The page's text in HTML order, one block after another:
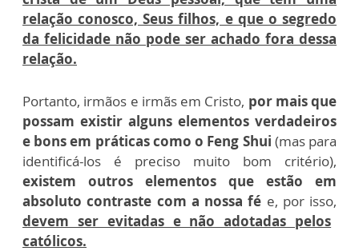
relação conosco, Seus filhos, e que o segredo
da felicidade não pode ser achado fora dessa
relação.
Portanto, irmãos e irmãs em Cristo, por mais que
possam existir alguns elementos verdadeiros
e bons em práticas como o Feng Shui (mas para
identificá-los é preciso muito bom critério),
existem outros elementos que estão em
absoluto contraste com a nossa fé e, por isso,
devem ser evitadas e não adotadas pelos
católicos.